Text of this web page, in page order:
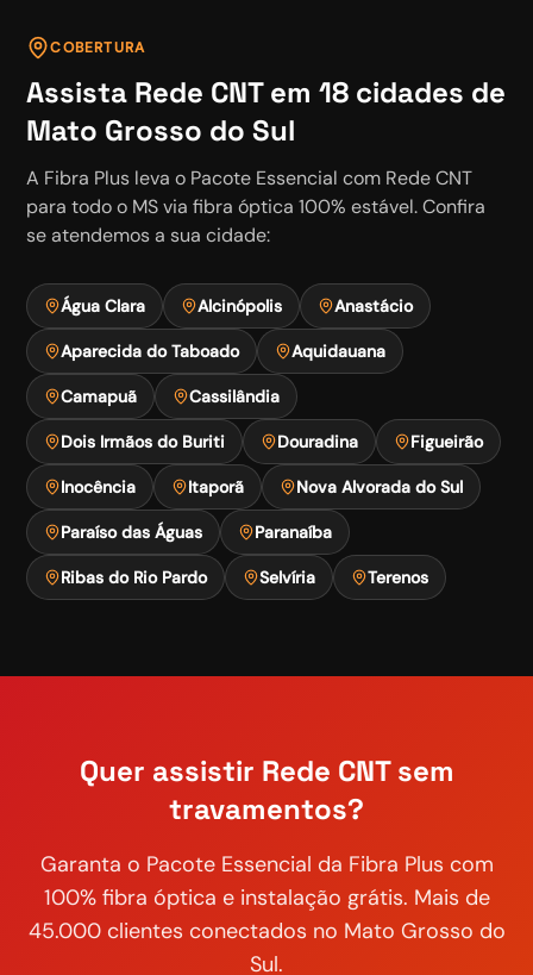
COBERTURA
Assista Rede CNTem18 cidades de
Mato Grosso do Sul
A Fibra Plus leva o Pacote Essencial com Rede CNT
para todo o MS via fibra óptica 100% estável. Confira
se atendemos a sua cidade:
Água Clara Alcinópolis Anastácio
Aparecida do Taboado Aquidauana
Camapuã Cassilândia
Dois Irmãos do Buriti Douradina Figueirão
Inocência Itaporã Nova Alvorada do Sul
Paraíso das Águas Paranaíba
Ribas do Rio Pardo Selvíria Terenos
Quer assistir Rede CNTsem
travamentos?
Garanta o Pacote Essencial da Fibra Plus com
100% fibra óptica e instalação grátis. Mais de
45.000 clientes conectados no Mato Grosso do
Sul.